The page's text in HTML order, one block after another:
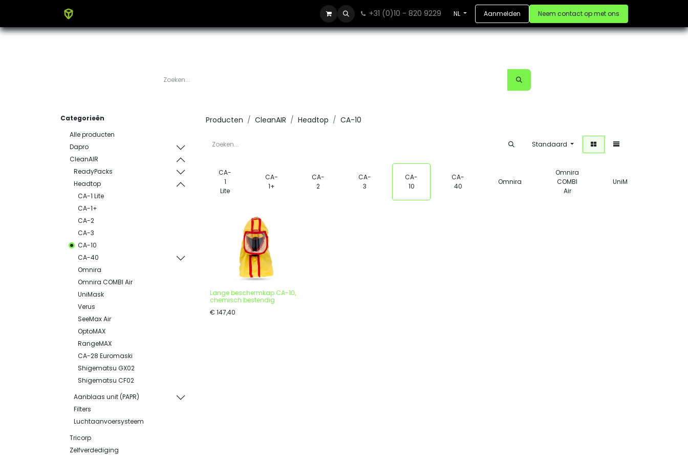
+31 (0)10 - 820 9229 NL Aanmelden Neem contact op met ons
Categorieën
Alle producten
Dapro
CleanAIR
ReadyPacks
Headtop
CA-1 Lite
CA-1+
CA-2
CA-3
CA-10
CA-40
Omnira
Omnira COMBI Air
UniMask
Verus
SeeMax Air
OptoMAX
RangeMAX
CA-28 Euromaski
Shigematsu GX02
Shigematsu CF02
Aanblaas unit (PAPR)
Filters
Luchtaanvoersysteem
Tricorp
Zelfverdediging
Producten CleanAIR Headtop CA-10
Standaard
CA-
1
Lite
CA-
1+
CA-
2
CA-
3
CA-
10
CA-
40
Omnira
Omnira
COMBI
Air
UniMask
Lange beschermkap CA-10,
chemisch bestendig
€ 147,40